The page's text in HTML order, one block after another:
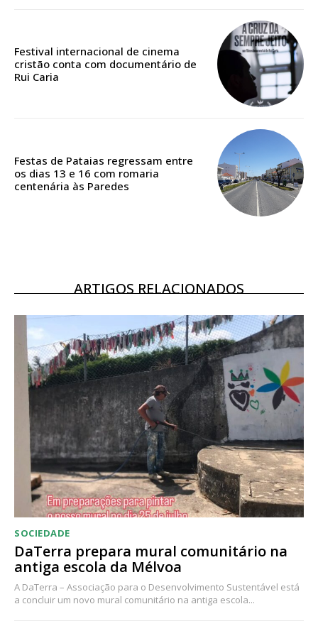
Acesso ao conteúdo online
Acesso aos conteúdos Exclusivos para
assinantes
Acesso ao conteúdo online
Acesso aos conteúdos Exclusivos para
assinantes
Ofertas para assinatura anual
Escolha o plano
Festival internacional de cinema
cristão conta com documentário de
Rui Caria
Festas de Pataias regressam entre
os dias 13 e 16 com romaria
centenária às Paredes
ARTIGOS RELACIONADOS
SOCIEDADE
DaTerra prepara mural comunitário na
antiga escola da Mélvoa
A DaTerra – Associação para o Desenvolvimento Sustentável está
a concluir um novo mural comunitário na antiga escola...